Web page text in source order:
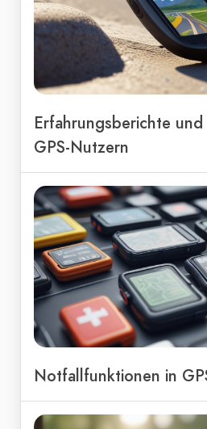
Erfahrungsberichte
GPS-Nutzern
Notfallfunktionen in